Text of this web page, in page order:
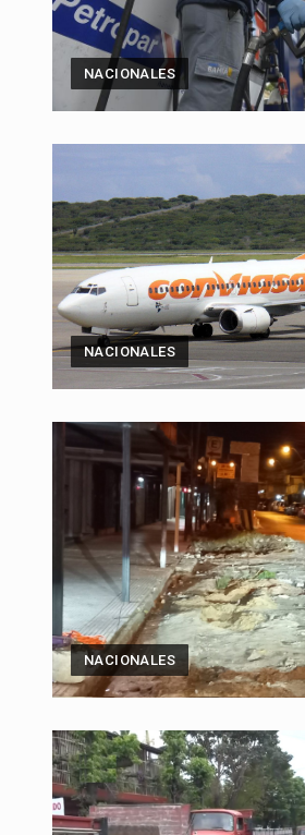
NACIONALES
NACIONALES
NACIONALES